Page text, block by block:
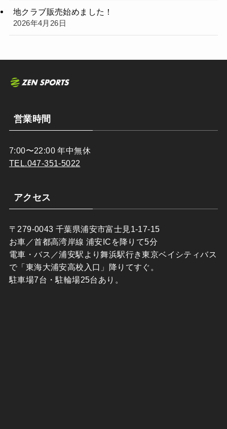
地クラブ販売始めました！
2026年4月26日
営業時間
7:00〜22:00 年中無休
TEL.047-351-5022
アクセス
〒279-0043 千葉県浦安市富士見1-17-15
お車／首都高湾岸線 浦安ICを降りて5分
電車・バス／浦安駅より舞浜駅行き東京ベイシティバス
で「東海大浦安高校入口」降りてすぐ。
駐車場7台・駐輪場25台あり。